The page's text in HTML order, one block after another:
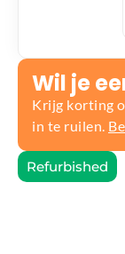
Wil je
Krijg korting
in te ruilen.
Refurbished